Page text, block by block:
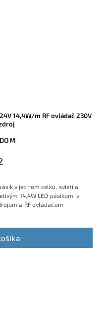
14,4W/m RF ovládač 230V
v jednom celku, svieti aj
14,4W LED pásikom, v
a RF ovládačom